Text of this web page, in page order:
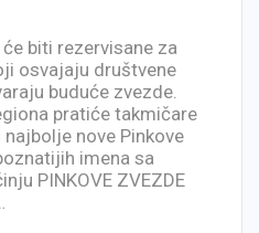
biti rezervisane za
osvajaju društvene
buduće zvezde.
pratiće takmičare
nove Pinkove
imena sa
PINKOVE ZVEZDE